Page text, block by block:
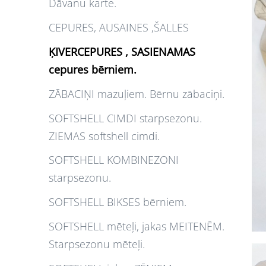
Dāvanu karte.
CEPURES, AUSAINES ,ŠALLES
ĶIVERCEPURES , SASIENAMAS
cepures bērniem.
ZĀBACIŅI mazuļiem. Bērnu zābaciņi.
SOFTSHELL CIMDI starpsezonu.
ZIEMAS softshell cimdi.
SOFTSHELL KOMBINEZONI
starpsezonu.
SOFTSHELL BIKSES bērniem.
SOFTSHELL mēteļi, jakas MEITENĒM.
Starpsezonu mēteļi.